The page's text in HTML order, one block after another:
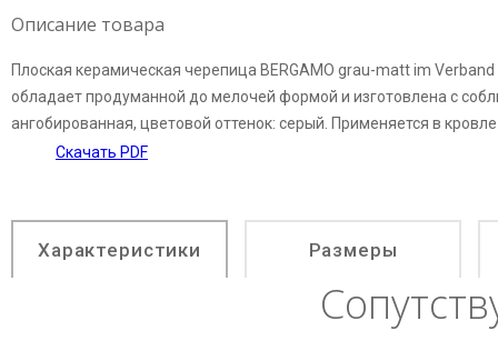
Описание товара
Плоская керамическая черепица BERGAMO grau-matt im
обладает продуманной до мелочей формой и изготовлена с
ангобированная, цветовой оттенок: серый. Применяется в
Скачать PDF
Характеристики Размеры